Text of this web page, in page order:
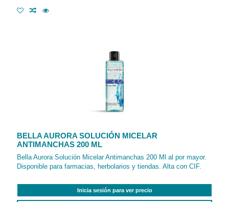
BELLA AURORA SOLUCIÓN MICELAR
ANTIMANCHAS 200 ML
Bella Aurora Solución Micelar Antimanchas 200 Ml al por mayor.
Disponible para farmacias, herbolarios y tiendas. Alta con CIF.
Inicia sesión para ver precio